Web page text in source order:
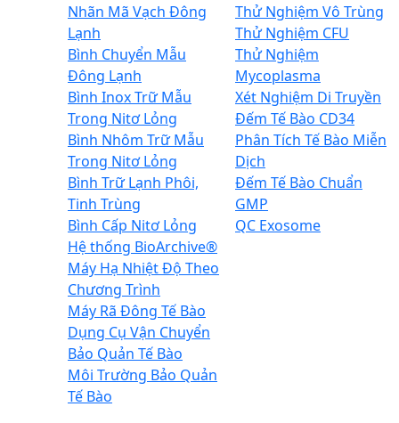
Nhãn Mã Vạch Đông
Lạnh
Bình Chuyển Mẫu
Đông Lạnh
Bình Inox Trữ Mẫu
Trong Nitơ Lỏng
Bình Nhôm Trữ Mẫu
Trong Nitơ Lỏng
Bình Trữ Lạnh Phôi,
Tinh Trùng
Bình Cấp Nitơ Lỏng
Hệ thống BioArchive®
Máy Hạ Nhiệt Độ Theo
Chương Trình
Máy Rã Đông Tế Bào
Dụng Cụ Vận Chuyển
Bảo Quản Tế Bào
Môi Trường Bảo Quản
Tế Bào
Thử Nghiệm Vô Trùng
Thử Nghiệm CFU
Thử Nghiệm
Mycoplasma
Xét Nghiệm Di Truyền
Đếm Tế Bào CD34
Phân Tích Tế Bào Miễn
Dịch
Đếm Tế Bào Chuẩn
GMP
QC Exosome